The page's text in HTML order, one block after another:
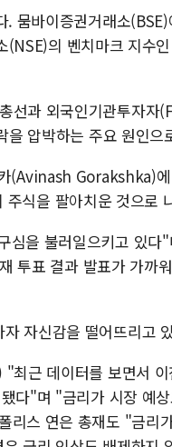
구미 폐염산
뭄바이증권거래소
의 벤치마크 지수
선과 외국인기관투자자
을 압박하는 주요 원인으
Gorakshka)에
식을 팔아치운 것으로
심을 불러일으키고 있다
투표 결과 발표가 가까
자신감을 떨어뜨리고
최근 데이터를 보면서
다"며 "금리가 시장 예
리스 연은 총재도 "금리